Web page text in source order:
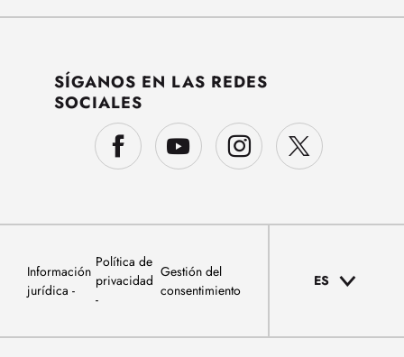
SÍGANOS EN LAS REDES
SOCIALES
Información
jurídica
Política de
privacidad
Gestión del
consentimiento
ES